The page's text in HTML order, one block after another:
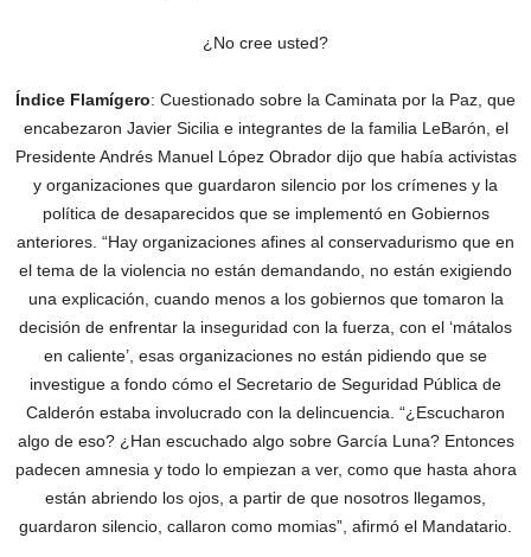
¿No cree usted?
Índice Flamígero: Cuestionado sobre la Caminata por la Paz, que
encabezaron Javier Sicilia e integrantes de la familia LeBarón, el
Presidente Andrés Manuel López Obrador dijo que había activistas
y organizaciones que guardaron silencio por los crímenes y la
política de desaparecidos que se implementó en Gobiernos
anteriores. “Hay organizaciones afines al conservadurismo que en
el tema de la violencia no están demandando, no están exigiendo
una explicación, cuando menos a los gobiernos que tomaron la
decisión de enfrentar la inseguridad con la fuerza, con el ‘mátalos
en caliente’, esas organizaciones no están pidiendo que se
investigue a fondo cómo el Secretario de Seguridad Pública de
Calderón estaba involucrado con la delincuencia. “¿Escucharon
algo de eso? ¿Han escuchado algo sobre García Luna? Entonces
padecen amnesia y todo lo empiezan a ver, como que hasta ahora
están abriendo los ojos, a partir de que nosotros llegamos,
guardaron silencio, callaron como momias”, afirmó el Mandatario.